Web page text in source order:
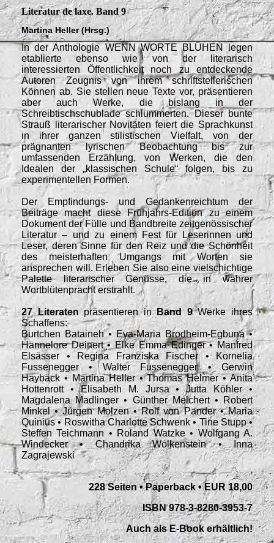
Literatur de laxe. Band 9
Martina Heller (Hrsg.)
In der Anthologie WENN WORTE BLÜHEN legen
etablierte ebenso wie von der literarisch
interessierten Öffentlichkeit noch zu entdeckende
Autoren Zeugnis von ihrem schriftstellerischen
Können ab. Sie stellen neue Texte vor, präsentieren
aber auch Werke, die bislang in der
Schreibtischschublade schlummerten. Dieser bunte
Strauß literarischer Novitäten feiert die Sprachkunst
in ihrer ganzen stilistischen Vielfalt, von der
prägnanten lyrischen Beobachtung bis zur
umfassenden Erzählung, von Werken, die den
Idealen der „klassischen Schule“ folgen, bis zu
experimentellen Formen.
Der Empfindungs- und Gedankenreichtum der
Beiträge macht diese Frühjahrs-Edition zu einem
Dokument der Fülle und Bandbreite zeitgenössischer
Literatur – und zu einem Fest für Leserinnen und
Leser, deren Sinne für den Reiz und die Schönheit
des meisterhaften Umgangs mit Worten sie
ansprechen will. Erleben Sie also eine vielschichtige
Palette literarischer Genüsse, die in wahrer
Wortblütenpracht erstrahlt.
27 Literatenpräsentieren inBand 9Werke ihres
Schaffens:
Burtchen Bataineh • Eva-Maria Brodheim-Egbuna •
Hannelore Deinert • Elke Emma Edinger • Manfred
Elsässer • Regina Franziska Fischer • Kornelia
Fussenegger • Walter Fussenegger • Gerwin
Haybäck • Martina Heller • Thomas Helmer • Anita
Hottenrott • Elisabeth M. Jursa • Jutta Köhler •
Magdalena Madlinger • Günther Melchert • Robert
Minkel • Jürgen Molzen • Rolf von Pander • Maria
Quinius • Roswitha Charlotte Schwenk • Tine Stupp •
Steffen Teichmann • Roland Watzke • Wolfgang A.
Windecker • Chandrika Wolkenstein • Inna
Zagrajewski
228 Seiten • Paperback • EUR 18,00
ISBN 978-3-8280-3953-7
Auch als E-Book erhältlich!